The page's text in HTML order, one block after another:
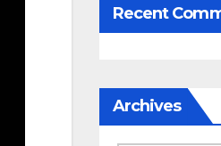
Recent
Archives